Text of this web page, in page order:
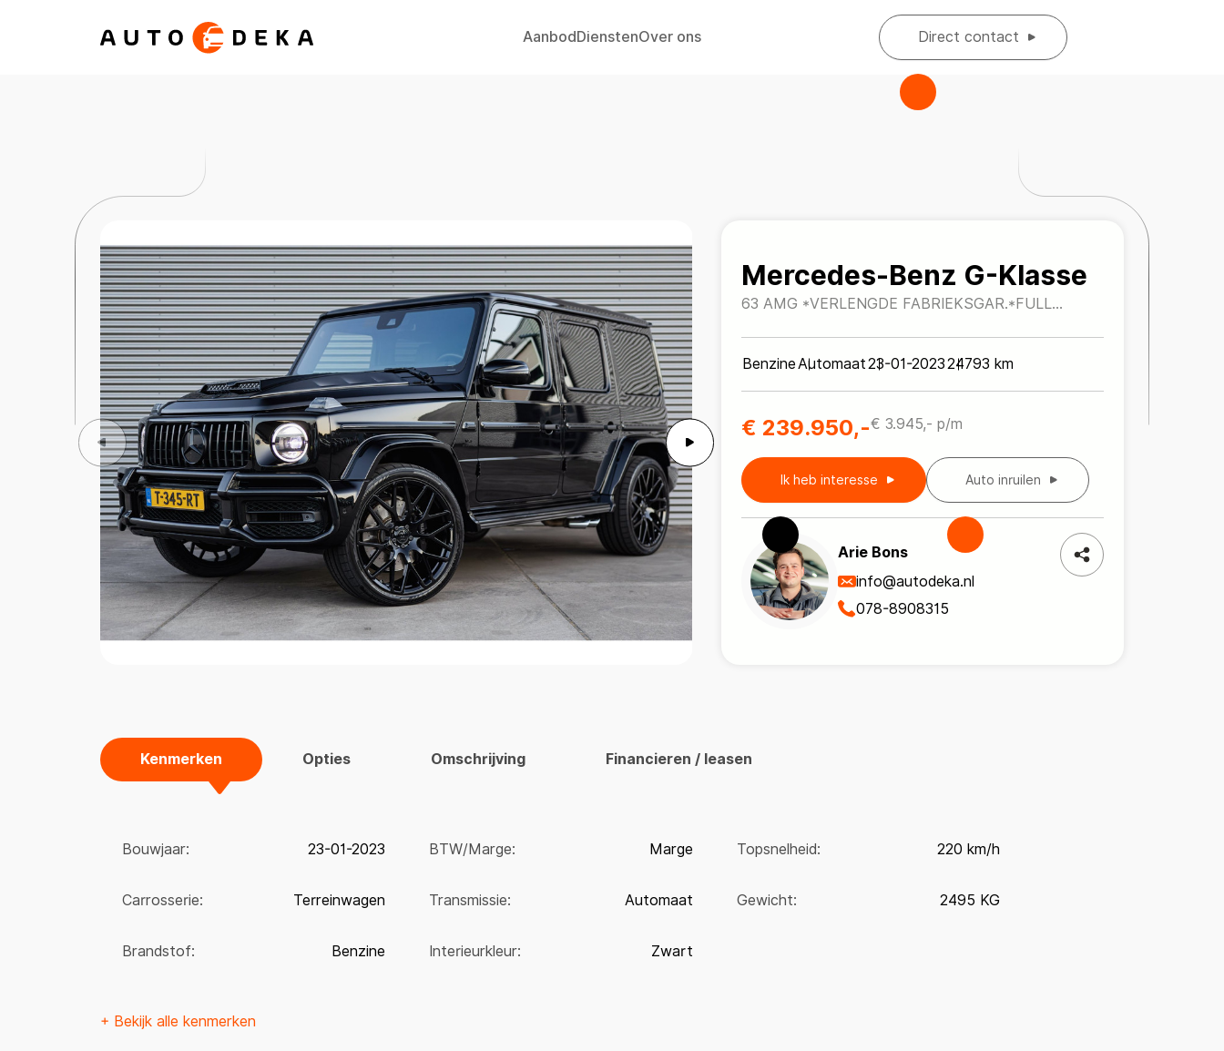
AanbodDienstenOver ons Direct contact
Diensten
Over ons
Contact
Mercedes-Benz G-Klasse
63 AMG *VERLENGDE FABRIEKSGAR.*FULL
Benzine Automaat23-01-202324793 km
€ 239.950,-€ 3.945,- p/m
Ik heb interesse Auto inruilen
Arie Bons
info@autodeka.nl
078-8908315
Kenmerken Opties Omschrijving Financieren / leasen
Bouwjaar: 23-01-2023 BTW/Marge: Marge Topsnelheid: 220 km/h
Carrosserie: Terreinwagen Transmissie: Automaat Gewicht: 2495 KG
Brandstof: Benzine Interieurkleur: Zwart
+ Bekijk alle kenmerken